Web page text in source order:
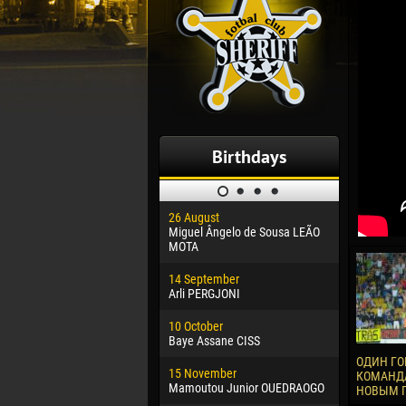
Birthdays
26 August
Miguel Ângelo de Sousa LEÃO
MOTA
14 September
Arli PERGJONI
10 October
Baye Assane CISS
15 November
Mamoutou Junior OUEDRAOGO
30 January
Dhoraso
24
Vladislav
02 March
Veaceslav
09 March
Emmanuel
ОДИН
НОВЫМ